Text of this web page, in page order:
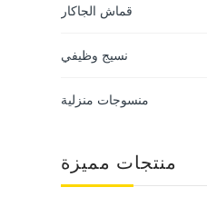
قماش الجاكار
نسيج وظيفي
منسوجات منزلية
منتجات مميزة